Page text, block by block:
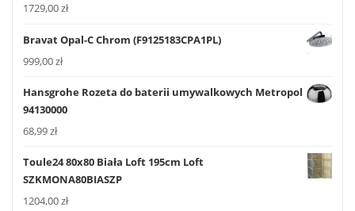
1729,00zł
Bravat Opal-C Chrom (F9125183CPA1PL)
999,00zł
Hansgrohe Rozeta do baterii umywalkowych Metropol
94130000
68,99zł
Toule24 80x80 Biała Loft 195cm Loft
SZKMONA80BIASZP
1204,00zł